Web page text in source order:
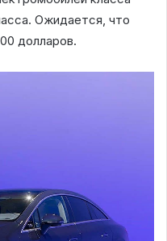
Ожидается, что
долларов.